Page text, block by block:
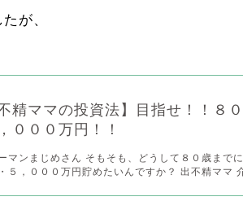
が、
不精ママの投資法】目指せ！！８
０００万円！！
マンまじめさん そもそも、どうして８０歳まで
５，０００万円貯めたいんですか？ 出不精ママ